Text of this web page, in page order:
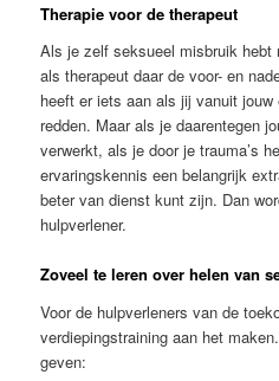
Therapie voor de therapeut
Als je zelf seksueel misbruik
als therapeut daar de voor- en
heeft er iets aan als jij vanuit
redden. Maar als je daarentegen
verwerkt, als je door je trauma’s
ervaringskennis een belangrijk
beter van dienst kunt zijn. Dan
hulpverlener.
Zoveel te leren over helen van
Voor de hulpverleners van de
verdiepingstraining aan het
geven: